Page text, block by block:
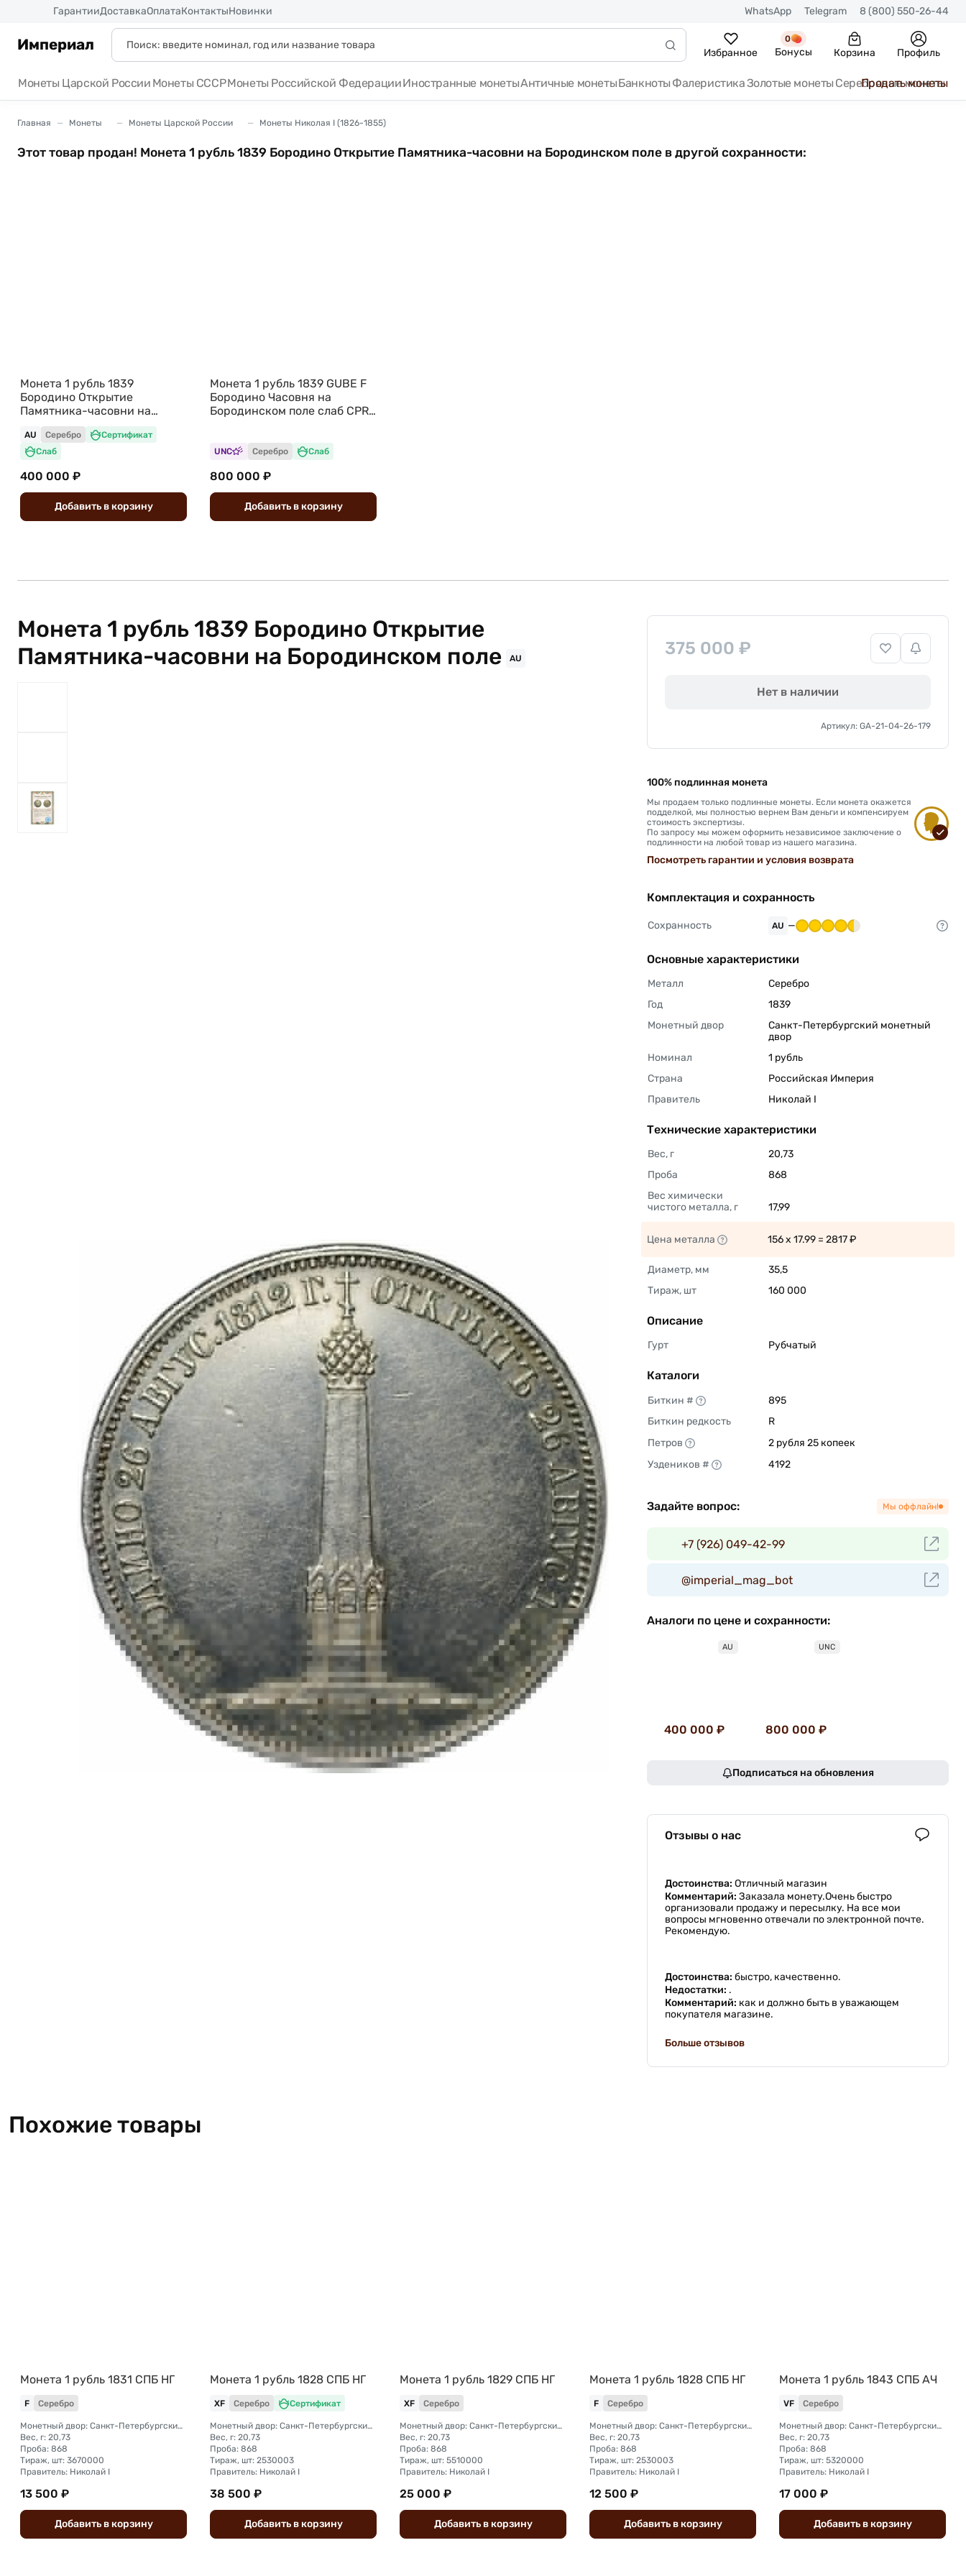
ГарантииДоставкаОплатаКонтактыНовинки WhatsApp Telegram 8 (800) 550-26-44
Империал Избранное
0
Бонусы Корзина Профиль
Монеты Царской России Монеты СССРМонеты Российской ФедерацииИностранные монетыАнтичные монетыБанкноты ФалеристикаЗолотые монеты Серебряные монеты
Продать монеты
Главная Монеты Монеты Царской России Монеты Николая I (1826-1855)
Этот товар продан! Монета 1 рубль 1839 Бородино Открытие Памятника-часовни на Бородинском поле в другой сохранности:
Монета 1 рубль 1839
Бородино Открытие
Памятника-часовни на
Бородинском поле слаб ННР
AU 53
AU Серебро
Сертификат
Слаб
400 000 ₽
Добавить вкорзину
Монета 1 рубль 1839 GUBE F
Бородино Часовня на
Бородинском поле слаб CPRC
UNC Серебро Слаб
800 000 ₽
Добавить вкорзину
Монета 1 рубль 1839 Бородино Открытие
Памятника-часовни на Бородинском поле
AU 375 000 ₽
Нет в наличии
Артикул: GA-21-04-26-179
100% подлинная монета
Мы продаем только подлинные монеты. Если монета окажется
подделкой, мы полностью вернем Вам деньги и компенсируем
стоимость экспертизы.
По запросу мы можем оформить независимое заключение о
подлинности на любой товар из нашего магазина.
Посмотреть гарантии и условия возврата
Комплектация и сохранность
Сохранность AU —
Основные характеристики
Металл
Серебро
Год
1839
Монетный двор
Санкт-Петербургский монетный
двор
Номинал
1 рубль
Страна
Российская Империя
Правитель
Николай I
Технические характеристики
Вес, г
20,73
Проба
868
Вес химически
чистого металла, г
17,99
Цена металла 156 x 17.99 = 2817 ₽
Диаметр, мм
35,5
Тираж, шт
160 000
Описание
Гурт Рубчатый
Каталоги
Биткин #
895
Биткин редкость
R
Петров
2 рубля 25 копеек
Уздеников #
4192
Задайте вопрос: Мы оффлайн!
+7 (926) 049-42-99
@imperial_mag_bot
Аналоги по цене и сохранности:
AU
400 000 ₽
UNC
800 000 ₽
Подписаться на обновления
Отзывы о нас
Достоинства: Отличный магазин
Комментарий: Заказала монету.Очень быстро
организовали продажу и пересылку. На все мои
вопросы мгновенно отвечали по электронной почте.
Рекомендую.
Достоинства: быстро, качественно.
Недостатки: .
Комментарий: как и должно быть в уважающем
покупателя магазине.
Больше отзывов
Похожие товары
Монета 1 рубль 1831 СПБ НГ
F Серебро
Монетный двор: Санкт-Петербургский монетный двор
Вес, г: 20,73
Проба: 868
Тираж, шт: 3670000
Правитель: Николай I
13 500 ₽
Добавить вкорзину
Монета 1 рубль 1828 СПБ НГ
XF Серебро Сертификат
Монетный двор: Санкт-Петербургский монетный двор
Вес, г: 20,73
Проба: 868
Тираж, шт: 2530003
Правитель: Николай I
38 500 ₽
Добавить вкорзину
Монета 1 рубль 1829 СПБ НГ
XF Серебро
Монетный двор: Санкт-Петербургский монетный двор
Вес, г: 20,73
Проба: 868
Тираж, шт: 5510000
Правитель: Николай I
25 000 ₽
Добавить вкорзину
Монета 1 рубль 1828 СПБ НГ
F Серебро
Монетный двор: Санкт-Петербургский монетный двор
Вес, г: 20,73
Проба: 868
Тираж, шт: 2530003
Правитель: Николай I
12 500 ₽
Добавить вкорзину
Монета 1 рубль 1843 СПБ АЧ
VF Серебро
Монетный двор: Санкт-Петербургский монетный двор
Вес, г: 20,73
Проба: 868
Тираж, шт: 5320000
Правитель: Николай I
17 000 ₽
Добавить вкорзину